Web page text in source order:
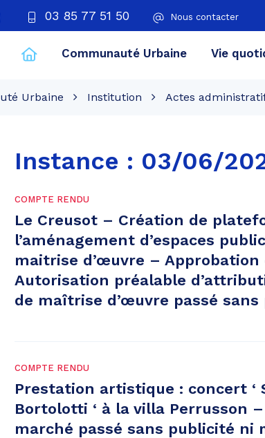
03 85 77 51 50 Nous contacter
Communauté Urbaine Vie
Urbaine Institution Actes
Instance : 03/06/
COMPTE RENDU
Le Creusot – Création de
l’aménagement d’espaces
maitrise d’œuvre –
Autorisation préalable
de maîtrise d’œuvre passé
COMPTE RENDU
Prestation artistique : concert ‘
Bortolotti ‘ à la villa Perrusson
marché passé sans publicité ni